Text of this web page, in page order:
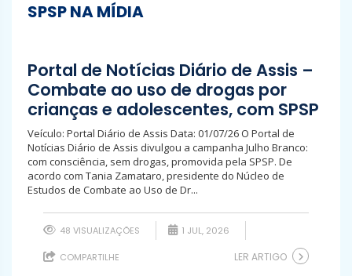
SPSP NA MÍDIA
Portal de Notícias Diário de Assis –
Combate ao uso de drogas por
crianças e adolescentes, com SPSP
Veículo: Portal Diário de Assis Data: 01/07/26 O Portal de
Notícias Diário de Assis divulgou a campanha Julho Branco:
com consciência, sem drogas, promovida pela SPSP. De
acordo com Tania Zamataro, presidente do Núcleo de
Estudos de Combate ao Uso de Dr...
48 VISUALIZAÇÕES 1 JUL, 2026
COMPARTILHE LER ARTIGO